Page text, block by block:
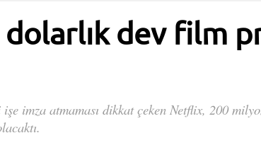
dev film
imza atmaması dikkat çeken Netflix, 200